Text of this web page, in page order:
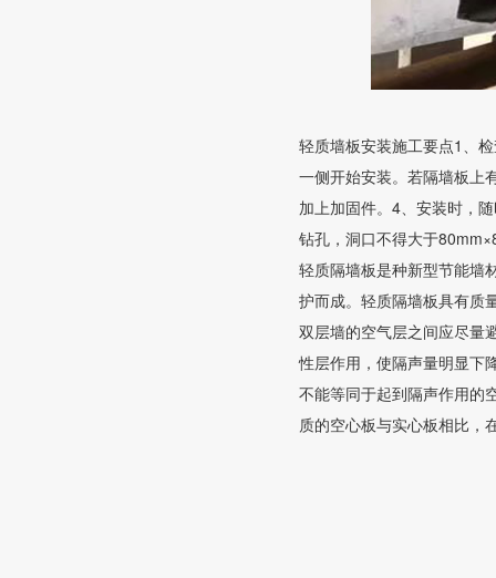
轻质墙板安装施工要点1、
一侧开始安装。若隔墙板上
加上加固件。4、安装时，
钻孔，洞口不得大于
轻质隔墙板是种新型节能墙
护而成。轻质隔墙板具有质
双层墙的空气层之间应尽量
性层作用，使隔声量明显下
不能等同于起到隔声作用的
质的空心板与实心板相比，